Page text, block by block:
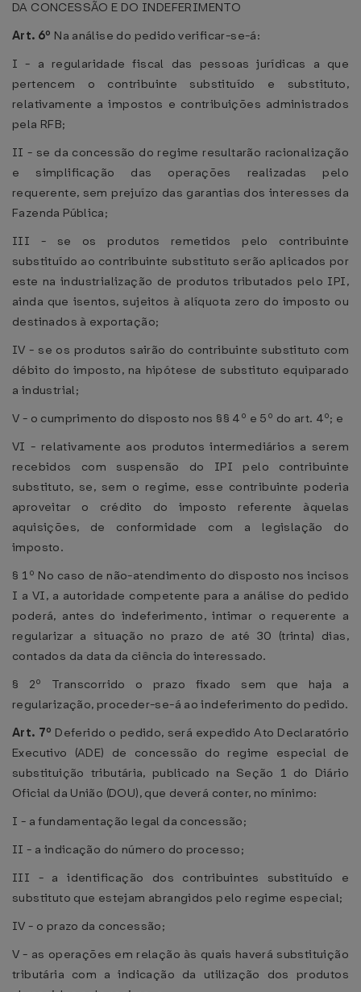
DA CONCESSÃO E DO INDEFERIMENTO
Art. 6º Na análise do pedido verificar-se-á:
I - a regularidade fiscal das pessoas jurídicas a que
pertencem o contribuinte substituído e substituto,
relativamente a impostos e contribuições administrados
pela RFB;
II - se da concessão do regime resultarão racionalização
e simplificação das operações realizadas pelo
requerente, sem prejuízo das garantias dos interesses da
Fazenda Pública;
III - se os produtos remetidos pelo contribuinte
substituído ao contribuinte substituto serão aplicados por
este na industrialização de produtos tributados pelo IPI,
ainda que isentos, sujeitos à alíquota zero do imposto ou
destinados à exportação;
IV - se os produtos sairão do contribuinte substituto com
débito do imposto, na hipótese de substituto equiparado
a industrial;
V - o cumprimento do disposto nos §§ 4º e 5º do art. 4º; e
VI - relativamente aos produtos intermediários a serem
recebidos com suspensão do IPI pelo contribuinte
substituto, se, sem o regime, esse contribuinte poderia
aproveitar o crédito do imposto referente àquelas
aquisições, de conformidade com a legislação do
imposto.
§ 1º No caso de não-atendimento do disposto nos incisos
I a VI, a autoridade competente para a análise do pedido
poderá, antes do indeferimento, intimar o requerente a
regularizar a situação no prazo de até 30 (trinta) dias,
contados da data da ciência do interessado.
§ 2º Transcorrido o prazo fixado sem que haja a
regularização, proceder-se-á ao indeferimento do pedido.
Art. 7º Deferido o pedido, será expedido Ato Declaratório
Executivo (ADE) de concessão do regime especial de
substituição tributária, publicado na Seção 1 do Diário
Oficial da União (DOU), que deverá conter, no mínimo:
I - a fundamentação legal da concessão;
II - a indicação do número do processo;
III - a identificação dos contribuintes substituído e
substituto que estejam abrangidos pelo regime especial;
IV - o prazo da concessão;
V - as operações em relação às quais haverá substituição
tributária com a indicação da utilização dos produtos